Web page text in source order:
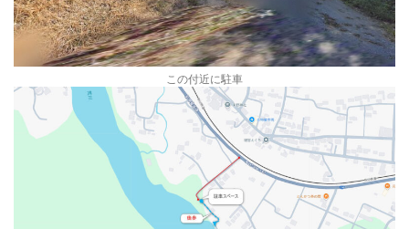
この付近に駐車